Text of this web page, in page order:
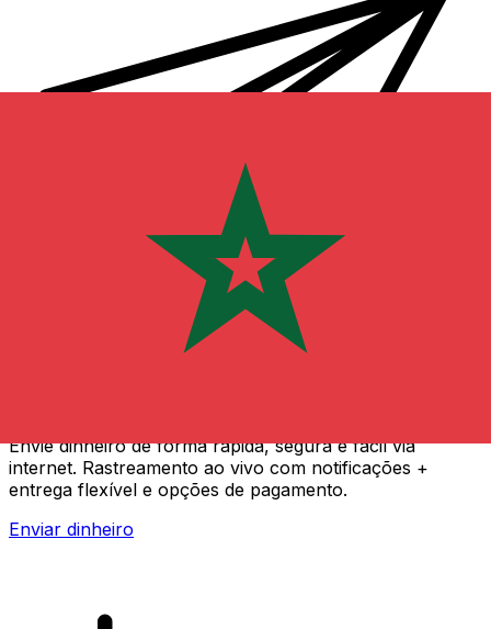
Envie dinheiro de forma rápida, segura e fácil via
internet. Rastreamento ao vivo com notificações +
entrega flexível e opções de pagamento.
Enviar dinheiro